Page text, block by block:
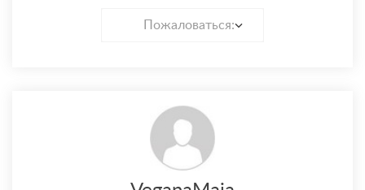
Пожаловаться: